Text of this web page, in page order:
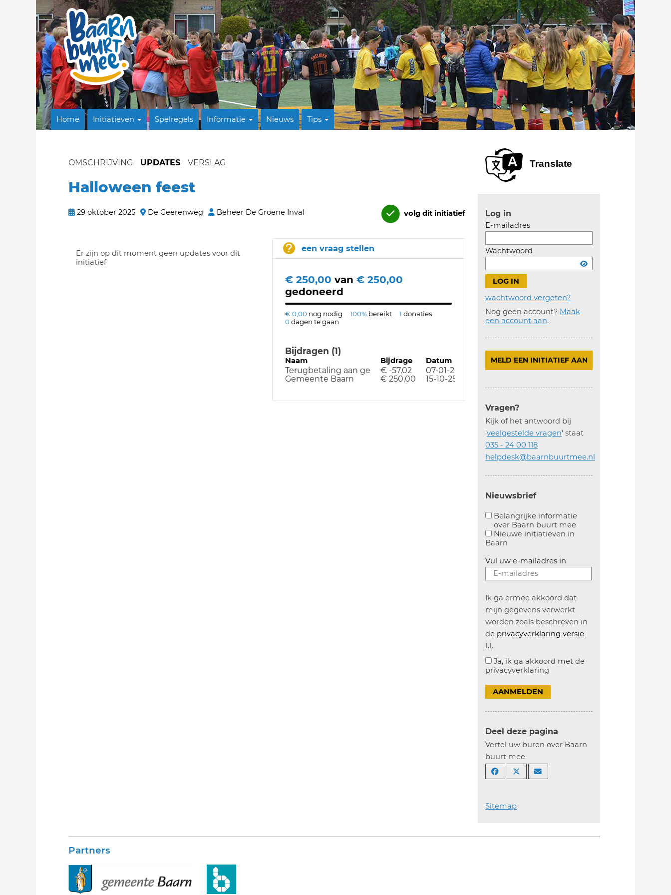
Home Initiatieven Spelregels Informatie Nieuws Tips
OMSCHRIJVING UPDATES VERSLAG
Halloween feest
29 oktober 2025 De Geerenweg Beheer De Groene Inval volg dit initiatief
Er zijn op dit moment geen updates voor dit
initiatief
een vraag stellen
€ 250,00 van € 250,00
gedoneerd
€ 0,00 nog nodig 100% bereikt 1 donaties
0dagen te gaan
Bijdragen (1)
Naam Bijdrage Datum
Terugbetaling aan ge € -57,02
07-01-26
Gemeente Baarn
€ 250,00 15-10-25
Translate
Log in
E-mailadres
Wachtwoord
wachtwoord vergeten?
Nog geen account? Maak
een account aan.
MELD EEN INITIATIEF AAN
Vragen?
Kijk of het antwoord bij
'veelgestelde vragen' staat
035 - 24 00 118
helpdesk@baarnbuurtmee.nl
Nieuwsbrief
Belangrijke informatie
over Baarn buurt mee
Aanvinken om belangrijke informatie over
Nieuwe initiatieven in
Baarn
Vul uw e-mailadres in
Ik ga ermee akkoord dat
mijn gegevens verwerkt
worden zoals beschreven in
de privacyverklaring versie
1.1.
Ja, ik ga akkoord met de
privacyverklaring
AANMELDEN
Deel deze pagina
Vertel uw buren over Baarn
buurt mee
Sitemap
Partners